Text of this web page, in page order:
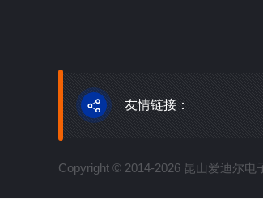
友情链接：
Copyright © 2014-2026 昆山爱迪尔